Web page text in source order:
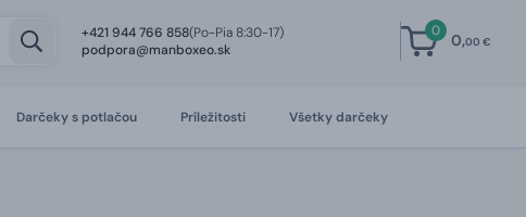
+421 944 766 858(Po-Pia 8:30-17)
podpora@manboxeo.sk
0 0,00 €
Darčeky s potlačou Príležitosti Všetky darčeky